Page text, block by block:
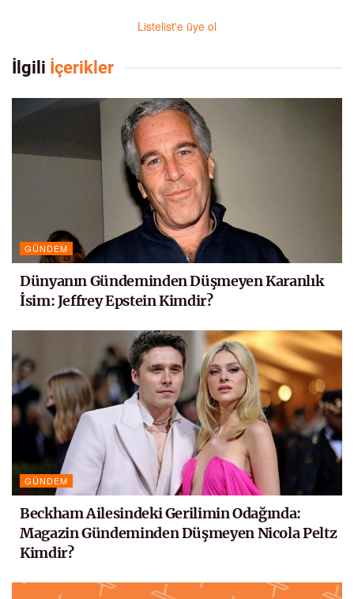
Listelist'e üye ol
İlgili İçerikler
GÜNDEM
Dünyanın Gündeminden Düşmeyen Karanlık
İsim: Jeffrey Epstein Kimdir?
GÜNDEM
Beckham Ailesindeki Gerilimin Odağında:
Magazin Gündeminden Düşmeyen Nicola Peltz
Kimdir?